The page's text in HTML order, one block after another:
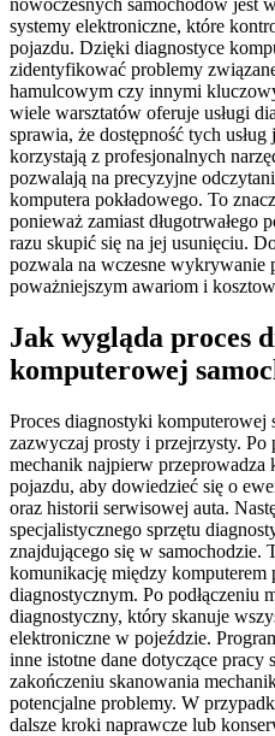
systemy elektroniczne, które
pojazdu. Dzięki diagnostyce
zidentyfikować problemy
hamulcowym czy innymi
wiele warsztatów oferuje usługi
sprawia, że dostępność tych
korzystają z profesjonalnych
pozwalają na precyzyjne
komputera pokładowego. To
ponieważ zamiast długotrwałego
razu skupić się na jej usunięciu.
pozwala na wczesne wykrywanie
poważniejszym awariom i
Jak wygląda proces
komputerowej
Proces diagnostyki komputerowej
zazwyczaj prosty i przejrzysty. Po
mechanik najpierw przeprowadza
pojazdu, aby dowiedzieć się o
oraz historii serwisowej auta.
specjalistycznego sprzętu
znajdującego się w samochodzie.
komunikację między komputerem
diagnostycznym. Po podłączeniu
diagnostyczny, który skanuje
elektroniczne w pojeździe.
inne istotne dane dotyczące
zakończeniu skanowania
potencjalne problemy. W
dalsze kroki naprawcze lub